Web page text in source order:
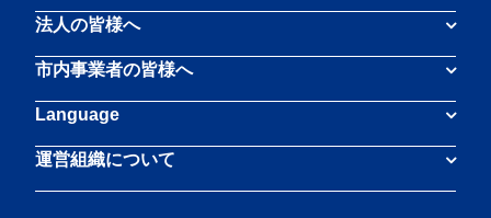
法人の皆様へ
市内事業者の皆様へ
Language
運営組織について